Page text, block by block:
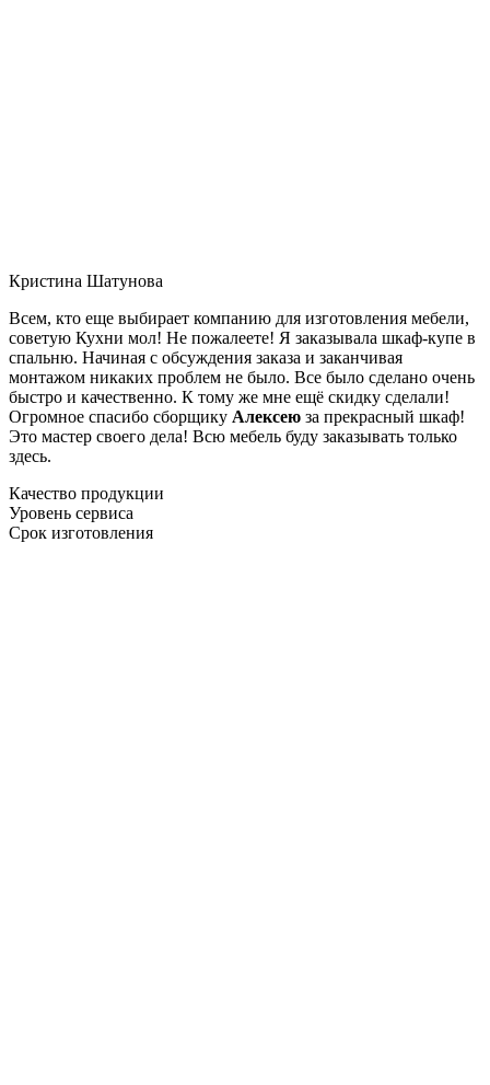
Кристина Шатунова
Всем, кто еще выбирает компанию для изготовления мебели,
советую Кухни мол! Не пожалеете! Я заказывала шкаф-купе в
спальню. Начиная с обсуждения заказа и заканчивая
монтажом никаких проблем не было. Все было сделано очень
быстро и качественно. К тому же мне ещё скидку сделали!
Огромное спасибо сборщику Алексею за прекрасный шкаф!
Это мастер своего дела! Всю мебель буду заказывать только
здесь.
Качество продукции
Уровень сервиса
Срок изготовления